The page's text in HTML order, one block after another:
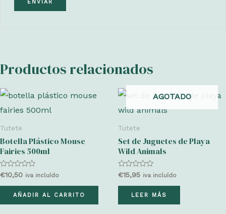
Productos relacionados
Tutete
Botella Plástico Mouse
Fairies 500ml
Valorado
0
€10,50 iva incluído
AÑADIR AL CARRITO
AGOTADO
Tutete
Set de Juguetes de Playa
Wild Animals
Valorado
0
€15,95 iva incluído
LEER MÁS